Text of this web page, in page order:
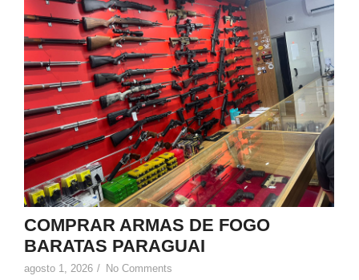
COMPRAR ARMAS DE FOGO
BARATAS PARAGUAI
agosto 1, 2026 / No Comments